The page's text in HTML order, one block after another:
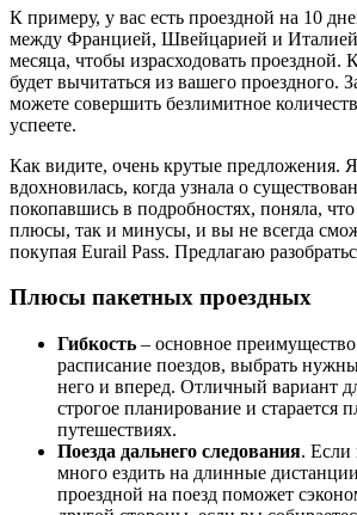
К примеру, у вас есть проездной на 10
между Францией, Швейцарией и
месяца, чтобы израсходовать проездной.
будет вычитаться из вашего проездного.
можете совершить безлимитное
успеете.
Как видите, очень крутые предложения.
вдохновилась, когда узнала о
покопавшись в подробностях, поняла,
плюсы, так и минусы, и вы не всегда
покупая Eurail Pass. Предлагаю
Плюсы пакетных проездных
Гибкость – основное
расписание поездов, выбрать
него и вперед. Отличный вариант
строгое планирование и старается
путешествиях.
Поезда дальнего следования. Если
много ездить на длинные
проездной на поезд поможет